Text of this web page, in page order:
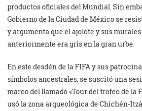
productos oficiales del Mundial. Sin
Gobierno de la Ciudad de México se
y argumenta que el ajolote y sus
anteriormente era gris en la gran urbe.
En este desdén de la FIFA y sus
símbolos ancestrales, se suscitó una
marco del llamado «Tour del trofeo de la
usó la zona arqueológica de Chichén-